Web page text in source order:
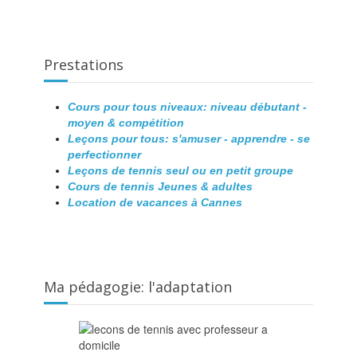
Prestations
Cours pour tous niveaux: niveau débutant -
moyen & compétition
Leçons pour tous: s'amuser - apprendre - se
perfectionner
Leçons de tennis seul ou en petit groupe
Cours de tennis Jeunes & adultes
Location de vacances à Cannes
Ma pédagogie: l'adaptation